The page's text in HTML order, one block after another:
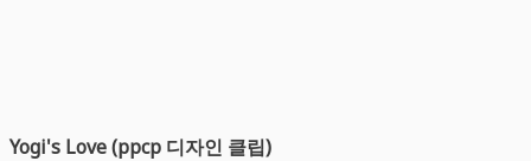
Yogi's Love (ppcp 디자인 클립)